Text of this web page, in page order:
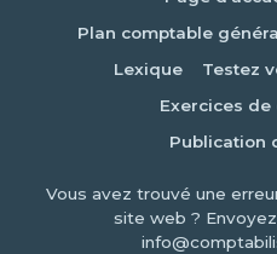
Plan comptable
Lexique
Testez
Exercices
Publication
Vous avez trouvé une
site web ?